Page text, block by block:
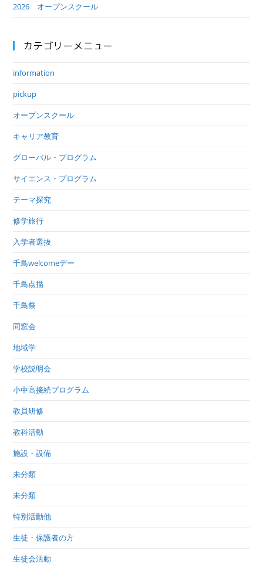
2026 オープンスクール
カテゴリーメニュー
information
pickup
オープンスクール
キャリア教育
グローバル・プログラム
サイエンス・プログラム
テーマ探究
修学旅行
入学者選抜
千鳥welcomeデー
千鳥点描
千鳥祭
同窓会
地域学
学校説明会
小中高接続プログラム
教員研修
教科活動
施設・設備
未分類
未分類
特別活動他
生徒・保護者の方
生徒会活動